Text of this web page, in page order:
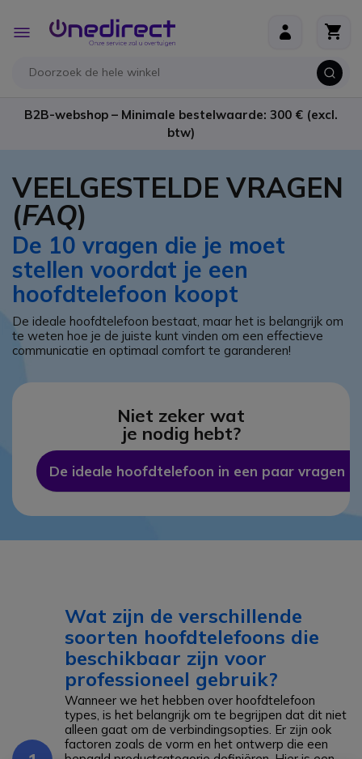
Toggle
Nav
B2B-webshop – Minimale bestelwaarde: 300 € (excl.
btw)
VEELGESTELDE VRAGEN
(FAQ)
De 10 vragen die je moet
stellen voordat je een
hoofdtelefoon koopt
De ideale hoofdtelefoon bestaat, maar het is belangrijk om
te weten hoe je de juiste kunt vinden om een effectieve
communicatie en optimaal comfort te garanderen!
Niet zeker wat
je nodig hebt?
De ideale hoofdtelefoon in een paar vragen
Wat zijn de verschillende
soorten hoofdtelefoons die
beschikbaar zijn voor
professioneel gebruik?
Wanneer we het hebben over hoofdtelefoon
types, is het belangrijk om te begrijpen dat dit niet
alleen gaat om de verbindingsopties. Er zijn ook
factoren zoals de vorm en het ontwerp die een